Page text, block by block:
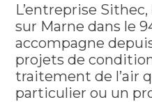
L’entreprise
sur Marne dans le
accompagne
projets de
traitement de l’air
particulier ou un